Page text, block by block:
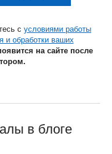
с условиями работы
и обработки ваших
на сайте после
в блоге